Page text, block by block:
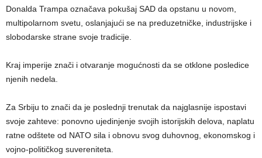
Donalda Trampa označava pokušaj SAD da opstanu u novom,
multipolarnom svetu, oslanjajući se na preduzetničke, industrijske i
slobodarske strane svoje tradicije.
Kraj imperije znači i otvaranje mogućnosti da se otklone posledice
njenih nedela.
Za Srbiju to znači da je poslednji trenutak da najglasnije ispostavi
svoje zahteve: ponovno ujedinjenje svojih istorijskih delova, naplatu
ratne odštete od NATO sila i obnovu svog duhovnog, ekonomskog i
vojno-političkog suvereniteta.